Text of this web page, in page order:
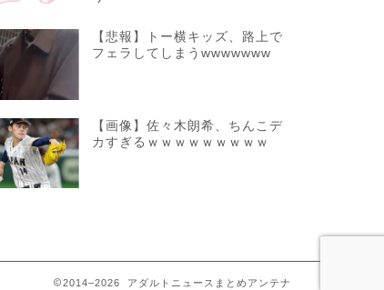
【悲報】トー横キッズ、路上で
フェラしてしまうwwwwwww
【画像】佐々木朗希、ちんこデ
カすぎるｗｗｗｗｗｗｗｗｗ
2014–2026 アダルトニュースまとめアンテナ